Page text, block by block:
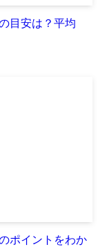
目安は？平均
ポイントをわか